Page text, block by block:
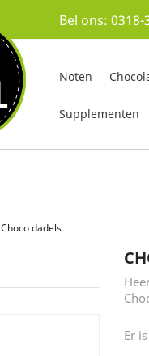
Bel ons: 0318-
Noten
Supplementen
Choco dadels
Er